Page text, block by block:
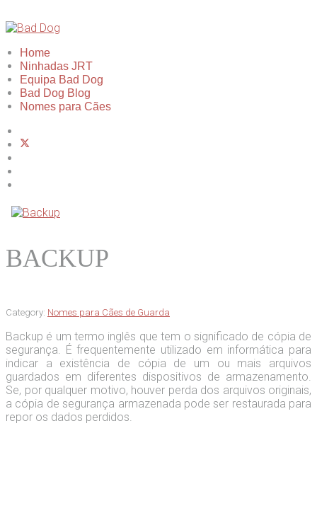
Home
Ninhadas JRT
Equipa Bad Dog
Bad Dog Blog
Nomes para Cães
BACKUP
Category: Nomes para Cães de Guarda
Backup é um termo inglês que tem o significado de cópia de
segurança. É frequentemente utilizado em informática para
indicar a existência de cópia de um ou mais arquivos
guardados em diferentes dispositivos de armazenamento.
Se, por qualquer motivo, houver perda dos arquivos originais,
a cópia de segurança armazenada pode ser restaurada para
repor os dados perdidos.